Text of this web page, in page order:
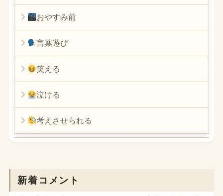
おやすみ前
言葉遊び
笑える
泣ける
考えさせられる
新着コメント